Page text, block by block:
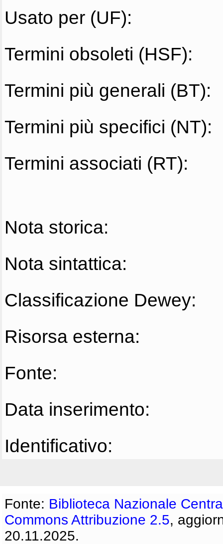
Usato per (UF):
Termini obsoleti (HSF):
Termini più generali (BT):
Termini più specifici (NT):
Termini associati (RT):
Nota storica:
Nota sintattica:
Classificazione Dewey:
Risorsa esterna:
Fonte:
Data inserimento:
Identificativo:
Fonte: Biblioteca Nazionale
Commons Attribuzione 2.5,
20.11.2025.